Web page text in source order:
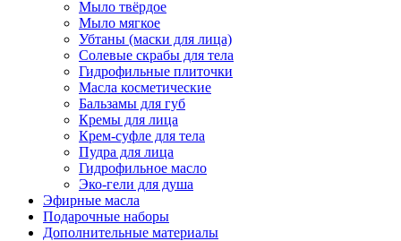
Мыло твёрдое
Мыло мягкое
Убтаны (маски для лица)
Солевые скрабы для тела
Гидрофильные плиточки
Масла косметические
Бальзамы для губ
Кремы для лица
Крем-суфле для тела
Пудра для лица
Гидрофильное масло
Эко-гели для душа
Эфирные масла
Подарочные наборы
Дополнительные материалы